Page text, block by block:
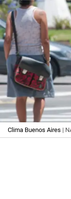
Clima Buenos Aires |